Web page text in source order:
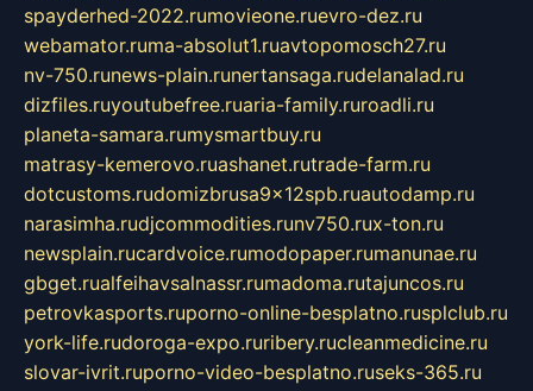
spayderhed-2022.rumovieone.ruevro-dez.ru
webamator.ruma-absolut1.ruavtopomosch27.ru
nv-750.runews-plain.runertansaga.rudelanalad.ru
dizfiles.ruyoutubefree.ruaria-family.ruroadli.ru
planeta-samara.rumysmartbuy.ru
matrasy-kemerovo.ruashanet.rutrade-farm.ru
dotcustoms.rudomizbrusa9x12spb.ruautodamp.ru
narasimha.rudjcommodities.runv750.rux-ton.ru
newsplain.rucardvoice.rumodopaper.rumanunae.ru
gbget.rualfeihavsalnassr.rumadoma.rutajuncos.ru
petrovkasports.ruporno-online-besplatno.rusplclub.ru
york-life.rudoroga-expo.ruribery.rucleanmedicine.ru
slovar-ivrit.ruporno-video-besplatno.ruseks-365.ru